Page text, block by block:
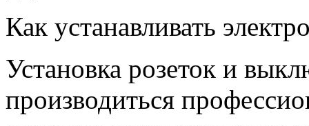
Как устанавливать
Установка розеток и
производиться